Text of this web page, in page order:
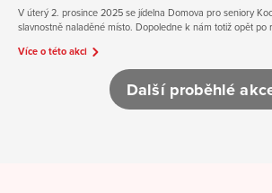
V úterý 2. prosince 2025 se jídelna Domova pro seniory
slavnostně naladěné místo. Dopoledne k nám totiž opět po
Více o této akci
Další proběhlé